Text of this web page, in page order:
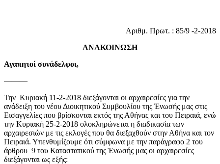
Αριθμ. Πρωτ. : 85/9 -2-2018
ΑΝΑΚΟΙΝΩΣΗ
Αγαπητοί συνάδελφοι,
———
Την Κυριακή 11-2-2018 διεξάγονται οι αρχαιρεσίες για την
ανάδειξη του νέου Διοικητικού Συμβουλίου της Ένωσής μας στις
Εισαγγελίες που βρίσκονται εκτός της Αθήνας και του Πειραιά, ενώ
την Κυριακή 25-2-2018 ολοκληρώνεται η διαδικασία των
αρχαιρεσιών με τις εκλογές που θα διεξαχθούν στην Αθήνα και τον
Πειραιά. Υπενθυμίζουμε ότι σύμφωνα με την παράγραφο 2 του
άρθρου 9 του Καταστατικού της Ένωσής μας οι αρχαιρεσίες
διεξάγονται ως εξής: